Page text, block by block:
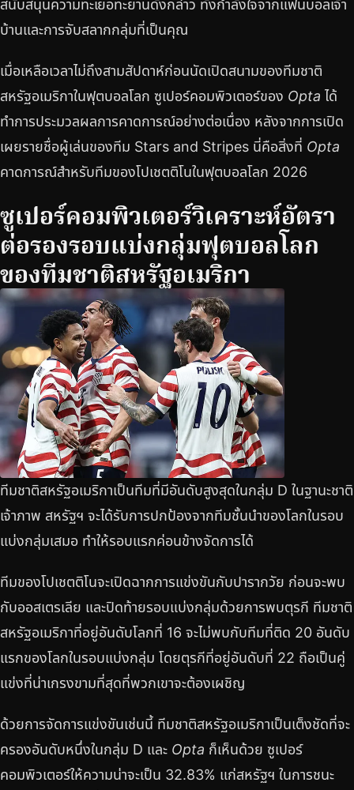
สนับสนุนความทะเยอทะยานดังกล่าว ทั้งกำลังใจจากแฟนบอลเจ้า
บ้านและการจับสลากกลุ่มที่เป็นคุณ
เมื่อเหลือเวลาไม่ถึงสามสัปดาห์ก่อนนัดเปิดสนามของทีมชาติ
สหรัฐอเมริกาในฟุตบอลโลก ซูเปอร์คอมพิวเตอร์ของ Opta ได้
ทำการประมวลผลการคาดการณ์อย่างต่อเนื่อง หลังจากการเปิด
เผยรายชื่อผู้เล่นของทีม Stars and Stripes นี่คือสิ่งที่ Opta
คาดการณ์สำหรับทีมของโปเชตติโนในฟุตบอลโลก 2026
ซูเปอร์คอมพิวเตอร์วิเคราะห์อัตรา
ต่อรองรอบแบ่งกลุ่มฟุตบอลโลก
ของทีมชาติสหรัฐอเมริกา
ทีมชาติสหรัฐอเมริกาเป็นทีมที่มีอันดับสูงสุดในกลุ่ม D ในฐานะชาติ
เจ้าภาพ สหรัฐฯ จะได้รับการปกป้องจากทีมชั้นนำของโลกในรอบ
แบ่งกลุ่มเสมอ ทำให้รอบแรกค่อนข้างจัดการได้
ทีมของโปเชตติโนจะเปิดฉากการแข่งขันกับปารากวัย ก่อนจะพบ
กับออสเตรเลีย และปิดท้ายรอบแบ่งกลุ่มด้วยการพบตุรกี ทีมชาติ
สหรัฐอเมริกาที่อยู่อันดับโลกที่ 16 จะไม่พบกับทีมที่ติด 20 อันดับ
แรกของโลกในรอบแบ่งกลุ่ม โดยตุรกีที่อยู่อันดับที่ 22 ถือเป็นคู่
แข่งที่น่าเกรงขามที่สุดที่พวกเขาจะต้องเผชิญ
ด้วยการจัดการแข่งขันเช่นนี้ ทีมชาติสหรัฐอเมริกาเป็นเต็งชัดที่จะ
ครองอันดับหนึ่งในกลุ่ม D และ Opta ก็เห็นด้วย ซูเปอร์
คอมพิวเตอร์ให้ความน่าจะเป็น 32.83% แก่สหรัฐฯ ในการชนะ